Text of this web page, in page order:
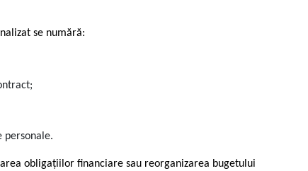
se numără:
personale.
obligațiilor financiare sau reorganizarea bugetului